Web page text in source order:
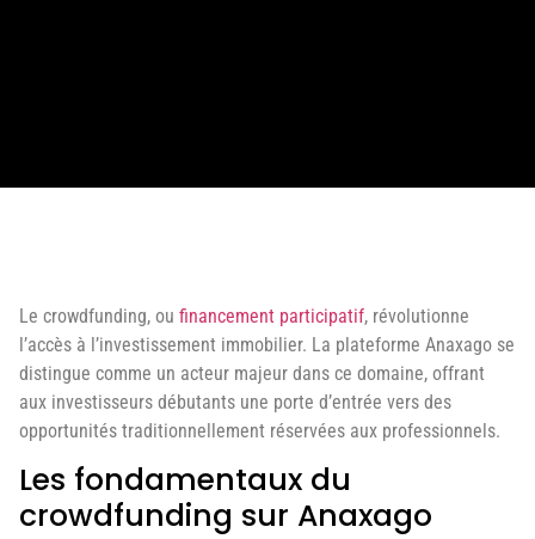
Le crowdfunding, ou financement participatif, révolutionne
l’accès à l’investissement immobilier. La plateforme Anaxago se
distingue comme un acteur majeur dans ce domaine, offrant
aux investisseurs débutants une porte d’entrée vers des
opportunités traditionnellement réservées aux professionnels.
Les fondamentaux du
crowdfunding sur Anaxago